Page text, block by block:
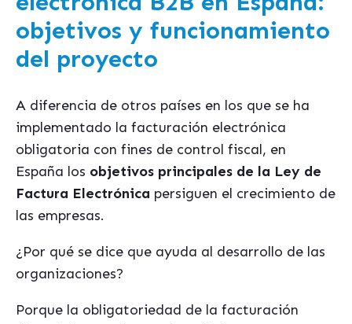
objetivos y funcionamiento
del proyecto
A diferencia de otros países en los que se ha
implementado la facturación electrónica
obligatoria con fines de control fiscal, en
España los objetivos principales de la Ley de
Factura Electrónica persiguen el crecimiento de
las empresas.
¿Por qué se dice que ayuda al desarrollo de las
organizaciones?
Porque la obligatoriedad de la facturación